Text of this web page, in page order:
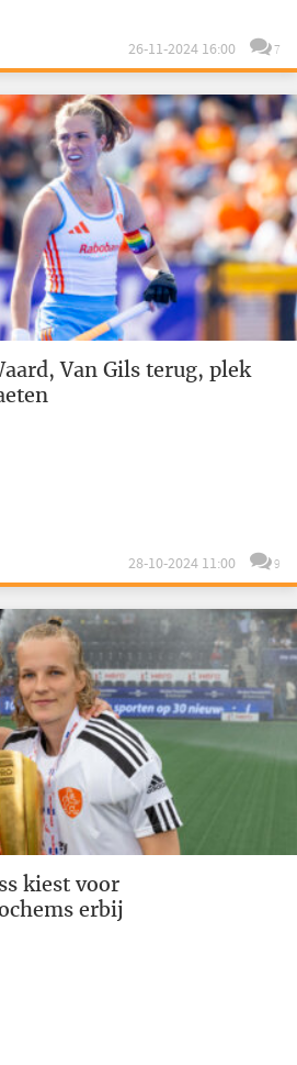
26-11-2024 16:00 7
Van Gils terug, plek
28-10-2024 11:00 9
kiest voor
erbij